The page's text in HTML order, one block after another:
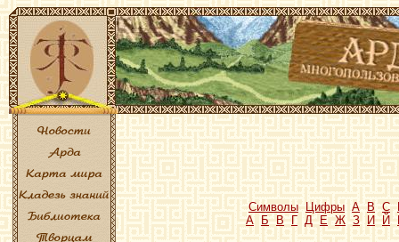
Символы Цифры A B C
А Б В Г Д Е Ж З И Й